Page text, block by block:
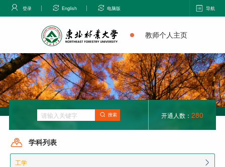
登录 English 电脑版 导航
教师个人主页
搜索 开通人数： 280
学科列表
工学